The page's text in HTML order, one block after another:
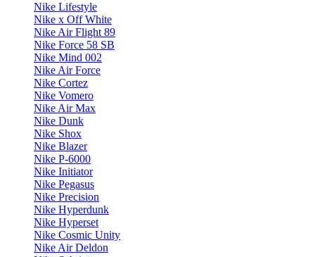
Nike Lifestyle
Nike x Off White
Nike Air Flight 89
Nike Force 58 SB
Nike Mind 002
Nike Air Force
Nike Cortez
Nike Vomero
Nike Air Max
Nike Dunk
Nike Shox
Nike Blazer
Nike P-6000
Nike Initiator
Nike Pegasus
Nike Precision
Nike Hyperdunk
Nike Hyperset
Nike Cosmic Unity
Nike Air Deldon